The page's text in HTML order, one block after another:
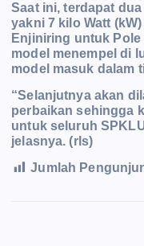
Saat ini, terdapat
yakni 7 kilo Watt
Enjiniring untuk
model menempel di
model masuk dalam
“Selanjutnya akan
perbaikan sehingga
untuk seluruh
jelasnya. (rls)
Jumlah